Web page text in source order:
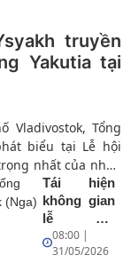
truyền
Yakutia tại
Vladivostok, Tổng
biểu tại Lễ hội
nhất của nhân
Tái hiện
không gian
lễ hội
Ysyakh
truyền
08:00 |
31/05/2026